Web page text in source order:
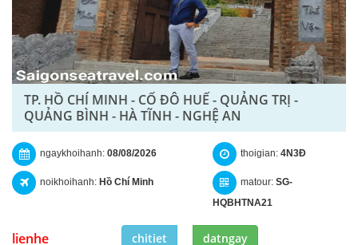
TP. HỒ CHÍ MINH - CỐ ĐÔ HUẾ - QUẢNG TRỊ -
QUẢNG BÌNH - HÀ TĨNH - NGHỆ AN
ngaykhoihanh: 08/08/2026
noikhoihanh: Hồ Chí Minh
thoigian: 4N3Đ
matour: SG-
HQBHTNA21
lienhe chitiet datngay